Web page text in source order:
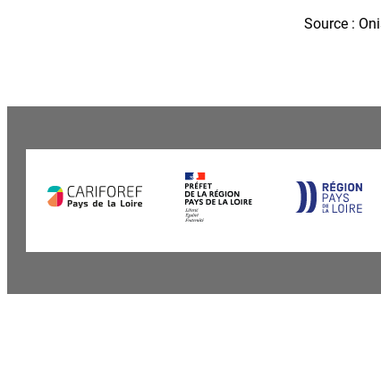
Source :